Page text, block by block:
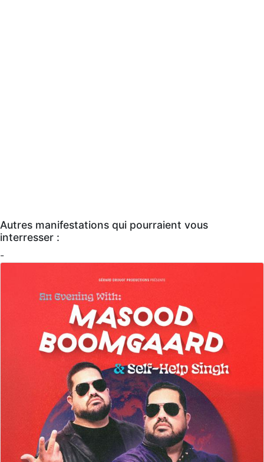
Autres manifestations qui pourraient vous
interresser :
-